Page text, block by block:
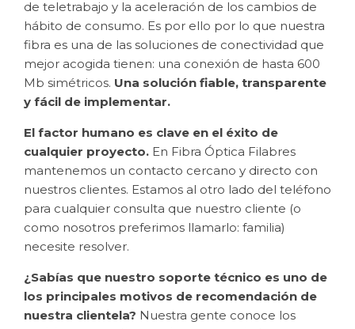
de teletrabajo y la aceleración de los cambios de
hábito de consumo. Es por ello por lo que nuestra
fibra es una de las soluciones de conectividad que
mejor acogida tienen: una conexión de hasta 600
Mb simétricos. Una solución fiable, transparente
y fácil de implementar.
El factor humano es clave en el éxito de
cualquier proyecto. En Fibra Óptica Filabres
mantenemos un contacto cercano y directo con
nuestros clientes. Estamos al otro lado del teléfono
para cualquier consulta que nuestro cliente (o
como nosotros preferimos llamarlo: familia)
necesite resolver.
¿Sabías que nuestro soporte técnico es uno de
los principales motivos de recomendación de
nuestra clientela? Nuestra gente conoce los